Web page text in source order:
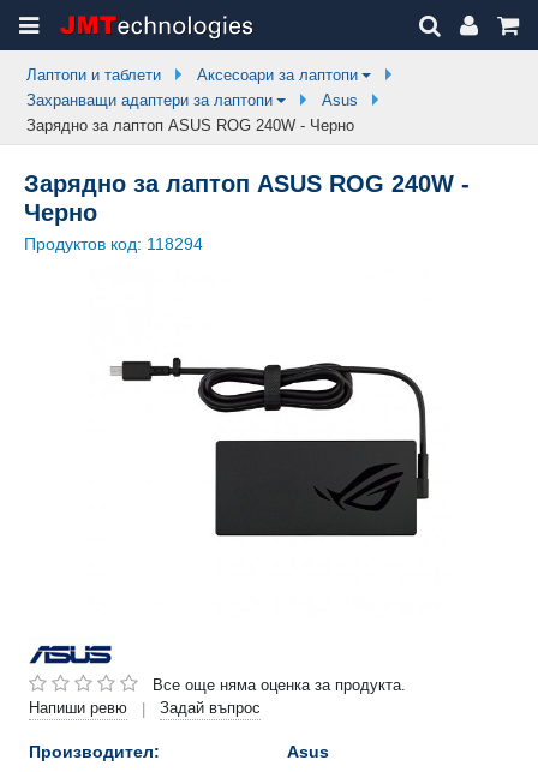
Лаптопи и таблети
Аксесоари за лаптопи
Захранващи адаптери за лаптопи
Asus
Зарядно за лаптоп ASUS ROG 240W - Черно
Зарядно за лаптоп ASUS ROG 240W -
Черно
Продуктов код: 118294
Все още няма оценка за продукта.
Напиши ревю
| Задай въпрос
Производител:
Asus